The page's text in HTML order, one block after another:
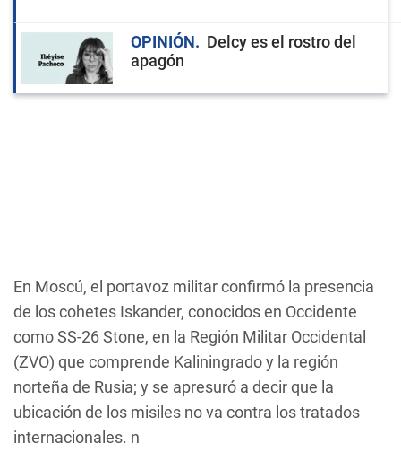
OPINIÓN
Delcy es el rostro del
apagón
En Moscú, el portavoz militar confirmó la presencia
de los cohetes Iskander, conocidos en Occidente
como SS-26 Stone, en la Región Militar Occidental
(ZVO) que comprende Kaliningrado y la región
norteña de Rusia; y se apresuró a decir que la
ubicación de los misiles no va contra los tratados
internacionales. n